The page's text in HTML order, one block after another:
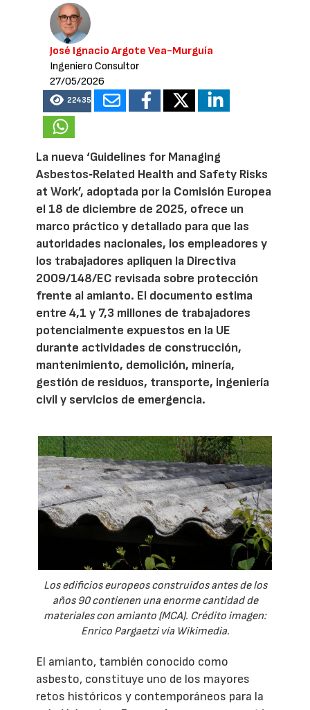
José Ignacio Argote Vea-Murguía
Ingeniero Consultor
27/05/2026
22435
La nueva ‘Guidelines for Managing
Asbestos‑Related Health and Safety Risks
at Work’, adoptada por la Comisión Europea
el 18 de diciembre de 2025, ofrece un
marco práctico y detallado para que las
autoridades nacionales, los empleadores y
los trabajadores apliquen la Directiva
2009/148/EC revisada sobre protección
frente al amianto. El documento estima
entre 4,1 y 7,3 millones de trabajadores
potencialmente expuestos en la UE
durante actividades de construcción,
mantenimiento, demolición, minería,
gestión de residuos, transporte, ingeniería
civil y servicios de emergencia.
Los edificios europeos construidos antes de los
años 90 contienen una enorme cantidad de
materiales con amianto (MCA). Crédito imagen:
Enrico Pargaetzi vía Wikimedia.
El amianto, también conocido como
asbesto, constituye uno de los mayores
retos históricos y contemporáneos para la